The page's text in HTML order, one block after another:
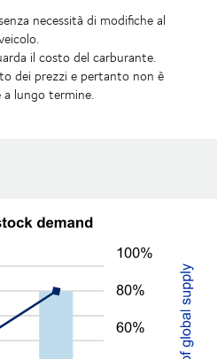
necessità di modifiche al
il costo del carburante.
dei prezzi e pertanto non è
a lungo termine.